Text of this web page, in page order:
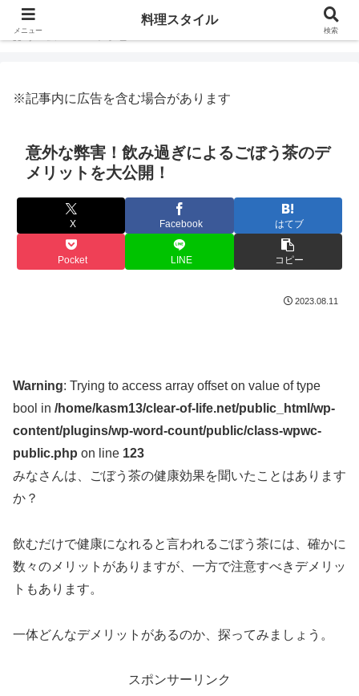
ホーム
※記事内に広告を含む場合があります
意外な弊害！飲み過ぎによるごぼう茶のデ
メリットを大公開！
X Facebook はてブ
Pocket LINE コピー
2023.08.11
Warning: Trying to access array offset on value of type
bool in /home/kasm13/clear-of-life.net/public_html/wp-
content/plugins/wp-word-count/public/class-wpwc-
public.php on line 123
みなさんは、ごぼう茶の健康効果を聞いたことはあります
か？
飲むだけで健康になれると言われるごぼう茶には、確かに
数々のメリットがありますが、一方で注意すべきデメリッ
トもあります。
一体どんなデメリットがあるのか、探ってみましょう。
スポンサーリンク
メニュー
料理スタイル
検索